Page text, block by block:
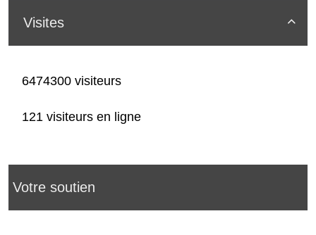

Visites
6474300 visiteurs
121 visiteurs en ligne
Votre soutien